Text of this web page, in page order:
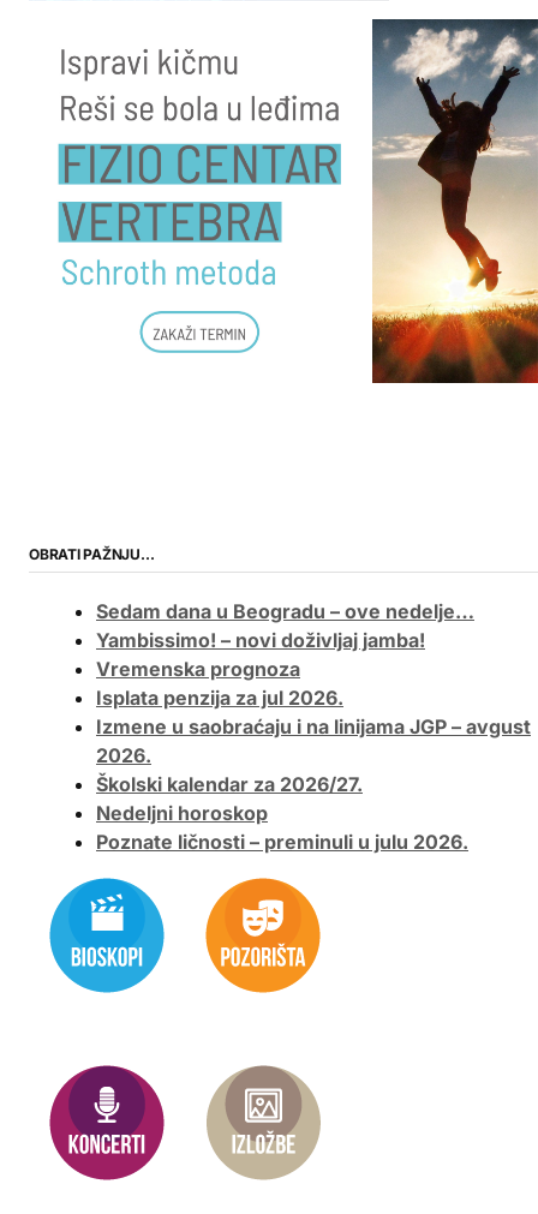
OBRATI PAŽNJU…
Sedam dana u Beogradu – ove nedelje…
Yambissimo! – novi doživljaj jamba!
Vremenska prognoza
Isplata penzija za jul 2026.
Izmene u saobraćaju i na linijama JGP – avgust
2026.
Školski kalendar za 2026/27.
Nedeljni horoskop
Poznate ličnosti – preminuli u julu 2026.